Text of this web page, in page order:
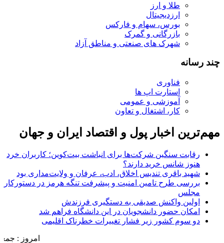
طلا و ارز
ارزدیجیتال
بورس، سهام و فارکس
بازرگانی و گمرک
شهرک های صنعتی و مناطق آزاد
چند رسانه
فناوری
استارت اپ ها
آموزشی و عمومی
کار، اشتغال و تعاون
مهم‌ترین اخبار پول و اقتصاد ایران و جهان
رقابت سنگین شرکت‌ها برای انباشت بیت‌کوین؛ کاربران خرد
هنوز شانس خرید دارند؟
شهید باقری تندیس اخلاق، ادب، عرفان و ولایت‌مداری بود
بررسی طرح تامین امنیت و پیشرفت تنگه هرمز در دستورکار
مجلس
اولین واکنش صدیقی به دستگیری فرزندش
امکان حضور دانشجویان در این دانشگاه فراهم شد
دو سوم کشور زیر فشار تغییرات خطرناک اقلیمی
امروز : جمعه, ۱۶ مرداد , ۱۴۰۵ .::. برابر با : Friday, 7 August , 2026 .::. اخبار منتشر شده : 46 خبر